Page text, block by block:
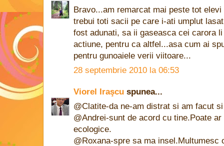
Bravo...am remarcat mai peste tot
trebui toti sacii pe care i-ati umplut
fost adunati, sa ii gaseasca cei carora
actiune, pentru ca altfel...asa cum ai
pentru gunoaiele verii viitoare...
28 septembrie 2010 la 06:53
Viorel Iraşcu spunea...
@Clatite-da ne-am distrat si am facut
@Andrei-sunt de acord cu tine.Poate
ecologice.
@Roxana-spre sa ma insel.Multumesc